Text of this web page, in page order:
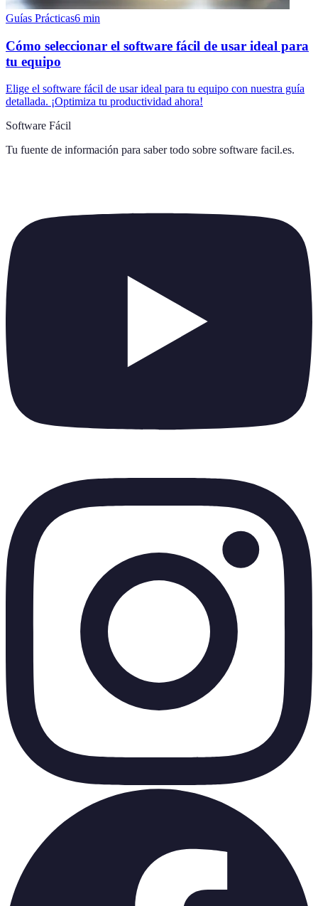
Guías Prácticas6 min
Cómo seleccionar el software fácil de usar ideal para
tu equipo
Elige el software fácil de usar ideal para tu equipo con nuestra guía
detallada. ¡Optimiza tu productividad ahora!
Software Fácil
Tu fuente de información para saber todo sobre software facil.es.